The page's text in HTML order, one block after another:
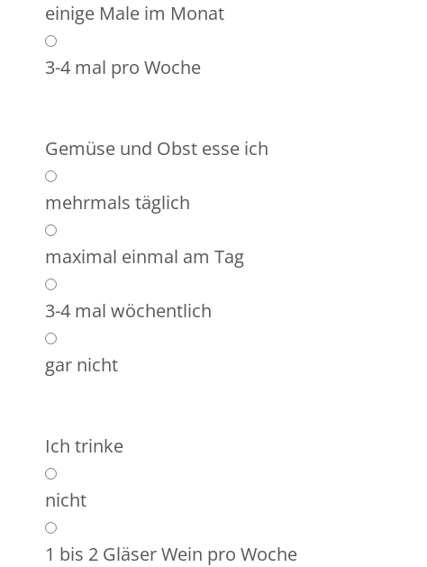
einige Male im Monat
3-4 mal pro Woche
Gemüse und Obst esse ich
mehrmals täglich
maximal einmal am Tag
3-4 mal wöchentlich
gar nicht
Ich trinke
nicht
1 bis 2 Gläser Wein pro Woche